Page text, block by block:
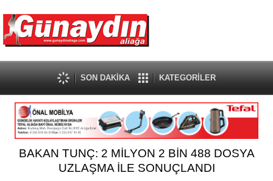
SON DAKİKA KATEGORİLER
BAKAN TUNÇ: 2 MİLYON 2 BİN 488 DOSYA
UZLAŞMA İLE SONUÇLANDI